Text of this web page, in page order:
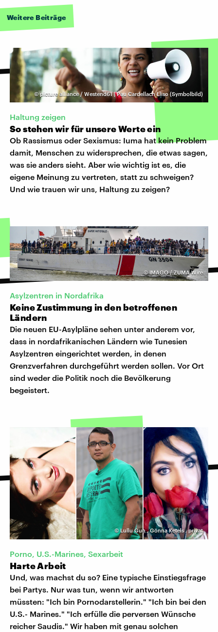
Weitere Beiträge
©picture alliance / Westend61 | Pau Cardellach Lliso (Symbolbild)
Haltung zeigen
So stehen wir für unsere Werte ein
Ob Rassismus oder Sexismus: Iuma hat kein Problem
damit, Menschen zu widersprechen, die etwas sagen,
was sie anders sieht. Aber wie wichtig ist es, die
eigene Meinung zu vertreten, statt zu schweigen?
Und wie trauen wir uns, Haltung zu zeigen?
©IMAGO / ZUMA Wire
Asylzentren in Nordafrika
Keine Zustimmung in den betroffenen
Ländern
Die neuen EU-Asylpläne sehen unter anderem vor,
dass in nordafrikanischen Ländern wie Tunesien
Asylzentren eingerichtet werden, in denen
Grenzverfahren durchgeführt werden sollen. Vor Ort
sind weder die Politik noch die Bevölkerung
begeistert.
© Lullu Gun,Gönna Ketels,privat
Porno, U.S.-Marines, Sexarbeit
Harte Arbeit
Und, was machst du so? Eine typische Einstiegsfrage
bei Partys. Nur was tun, wenn wir antworten
müssten: "Ich bin Pornodarstellerin." "Ich bin bei den
U.S.- Marines." "Ich erfülle die perversen Wünsche
reicher Saudis." Wir haben mit genau solchen